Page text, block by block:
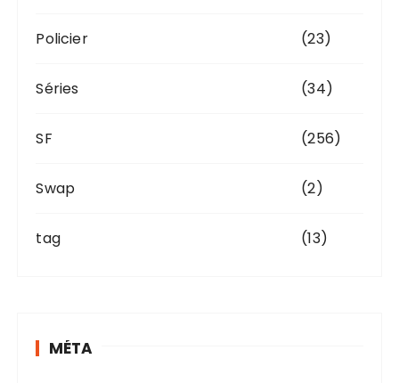
Policier (23)
Séries (34)
SF (256)
Swap (2)
tag (13)
MÉTA